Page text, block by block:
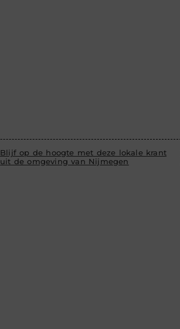
Blijf op de hoogte met deze lokale krant
uit de omgeving van Nijmegen